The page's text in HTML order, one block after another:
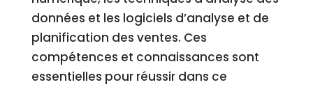
données et les logiciels d’analyse et de
planification des ventes. Ces
compétences et connaissances sont
essentielles pour réussir dans ce